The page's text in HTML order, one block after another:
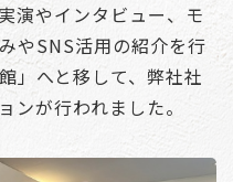
演やインタビュー、モ
やSNS活用の紹介を行
」へと移して、弊社社
ンが行われました。